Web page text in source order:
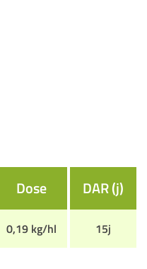
Dose DAR (j)
0,19 kg/hl 15j